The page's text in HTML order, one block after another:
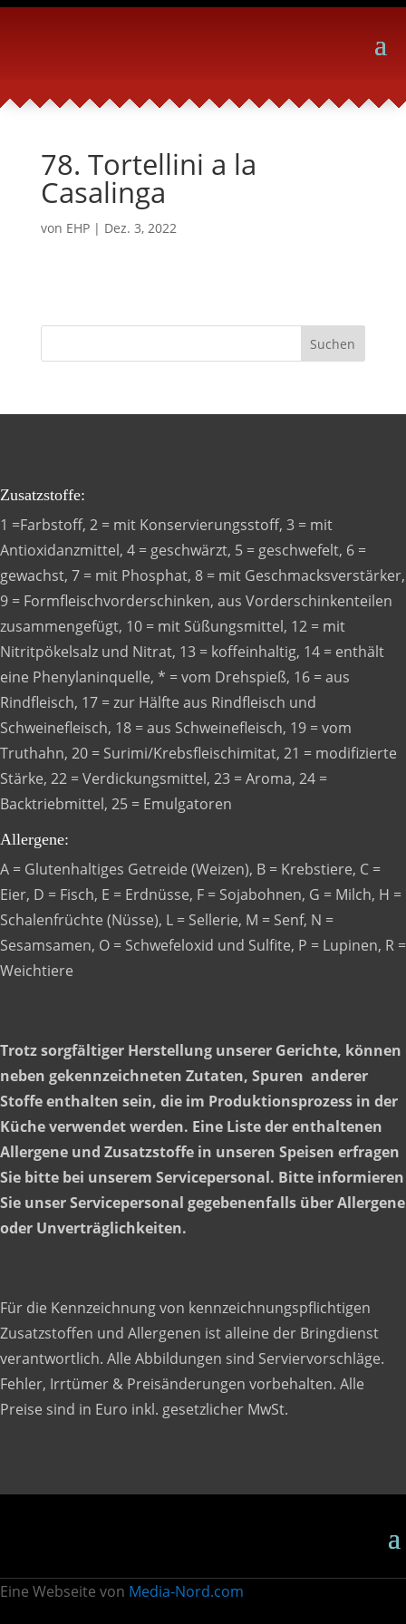
78. Tortellini a la
Casalinga
von EHP| Dez. 3, 2022
Suchen
Zusatzstoffe:
1 =Farbstoff, 2 = mit Konservierungsstoff, 3 = mit
Antioxidanzmittel, 4 = geschwärzt, 5 = geschwefelt, 6 =
gewachst, 7 = mit Phosphat, 8 = mit Geschmacksverstärker,
9 = Formfleischvorderschinken, aus Vorderschinkenteilen
zusammengefügt, 10 = mit Süßungsmittel, 12 = mit
Nitritpökelsalz und Nitrat, 13 = koffeinhaltig, 14 = enthält
eine Phenylaninquelle, * = vom Drehspieß, 16 = aus
Rindfleisch, 17 = zur Hälfte aus Rindfleisch und
Schweinefleisch, 18 = aus Schweinefleisch, 19 = vom
Truthahn, 20 = Surimi/Krebsfleischimitat, 21 = modifizierte
Stärke, 22 = Verdickungsmittel, 23 = Aroma, 24 =
Backtriebmittel, 25 = Emulgatoren
Allergene:
A = Glutenhaltiges Getreide (Weizen), B = Krebstiere, C =
Eier, D = Fisch, E = Erdnüsse, F = Sojabohnen, G = Milch, H =
Schalenfrüchte (Nüsse), L = Sellerie, M = Senf, N =
Sesamsamen, O = Schwefeloxid und Sulfite, P = Lupinen, R =
Weichtiere
Trotz sorgfältiger Herstellung unserer Gerichte, können
neben gekennzeichneten Zutaten, Spuren anderer
Stoffe enthalten sein, die im Produktionsprozess in der
Küche verwendet werden. Eine Liste der enthaltenen
Allergene und Zusatzstoffe in unseren Speisen erfragen
Sie bitte bei unserem Servicepersonal. Bitte informieren
Sie unser Servicepersonal gegebenenfalls über Allergene
oder Unverträglichkeiten.
Für die Kennzeichnung von kennzeichnungspflichtigen
Zusatzstoffen und Allergenen ist alleine der Bringdienst
verantwortlich. Alle Abbildungen sind Serviervorschläge.
Fehler, Irrtümer & Preisänderungen vorbehalten. Alle
Preise sind in Euro inkl. gesetzlicher MwSt.
Eine Webseite von Media-Nord.com